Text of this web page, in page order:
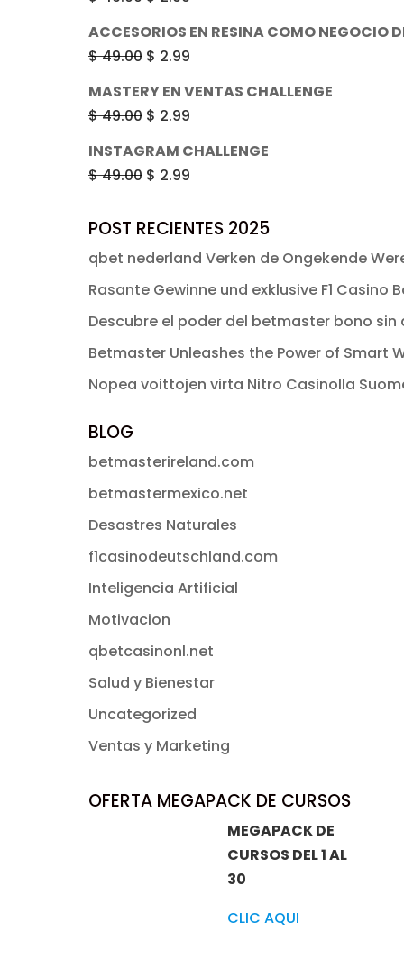
era:
$ 49.00.$ 2.99.
original
era:
$ 49.00.$ 2.99.
ACCESORIOS EN RESINA COMO NEGOCIO
$49.00 El
original
era:
$ 49.00.
$ 2.99
$ 2.99.
MASTERY EN VENTAS CHALLENGE
$49.00 El
original
era:
$ 2.99
INSTAGRAM CHALLENGE
$49.00 El
original
era:
$ 2.99
actual
es:
POST RECIENTES 2025
qbet nederland Verken de Ongekende
Rasante Gewinne und exklusive F1 Casino
Descubre el poder del betmaster bono
Betmaster Unleashes the Power of Smart
Nopea voittojen virta Nitro Casinolla
BLOG
betmasterireland.com
betmastermexico.net
Desastres Naturales
f1casinodeutschland.com
Inteligencia Artificial
Motivacion
qbetcasinonl.net
Salud y Bienestar
Uncategorized
Ventas y Marketing
OFERTA MEGAPACK DE CURSOS
MEGAPACK DE
CURSOS DEL 1 AL
30
CLIC AQUI